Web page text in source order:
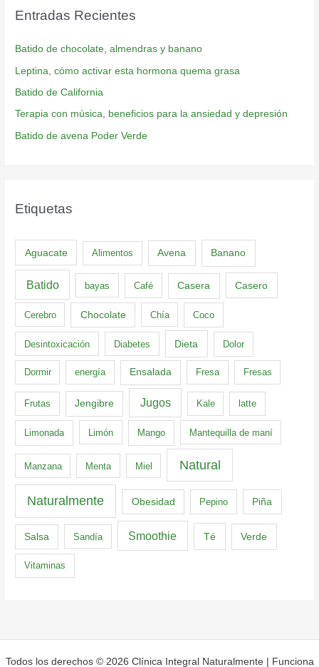
Entradas Recientes
Batido de chocolate, almendras y banano
Leptina, cómo activar esta hormona quema grasa
Batido de California
Terapia con música, beneficios para la ansiedad y depresión
Batido de avena Poder Verde
Etiquetas
Aguacate Alimentos Avena Banano
Batido bayas Café Casera Casero
Cerebro Chocolate Chía Coco
Desintoxicación Diabetes Dieta Dolor
Dormir energía Ensalada Fresa Fresas
Frutas Jengibre Jugos Kale latte
Limonada Limón Mango Mantequilla de maní
Manzana Menta Miel Natural
Naturalmente Obesidad Pepino Piña
Salsa Sandía Smoothie Té Verde
Vitaminas
Todos los derechos © 2026 Clínica Integral Naturalmente | Funciona